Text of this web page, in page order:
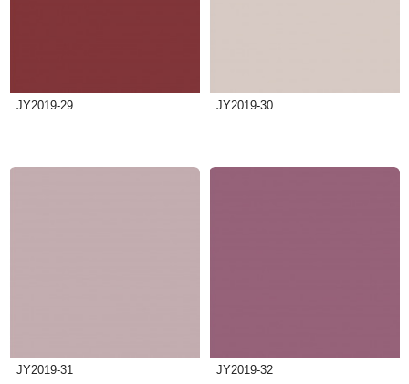
JY2019-29 JY2019-30
JY2019-31 JY2019-32